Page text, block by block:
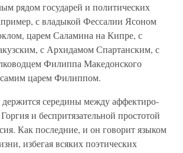
рядом государей и по­литических
с владыкой Фессалии Ясоном
царем Саламина на Кипре, с
с Архидамом Спартанским, с
Филиппа Македонского
царем Филиппом.
держится середины между аффектиро­
и беспритязательной простотой
Как последние, и он говорит языком
избегая всяких поэтических